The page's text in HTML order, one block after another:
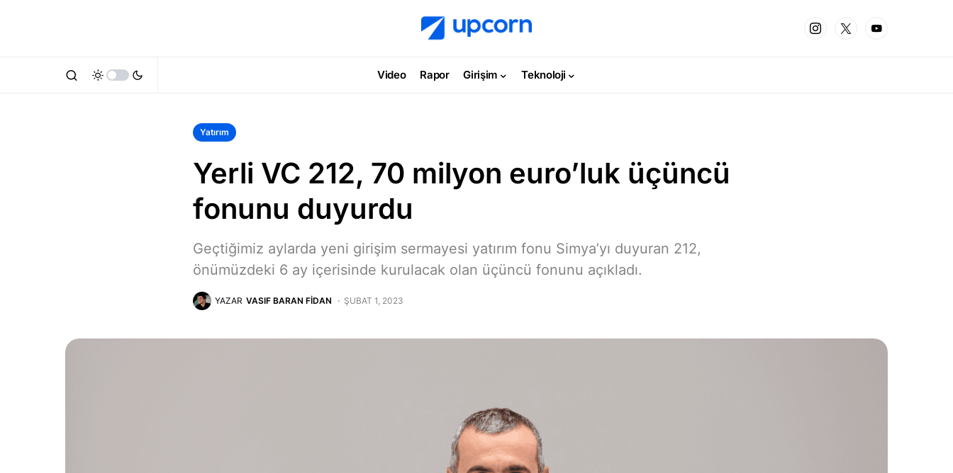
Video Rapor Girişim Teknoloji
Yatırım
Yerli VC 212, 70 milyon euro’luk üçüncü
fonunu duyurdu
Geçtiğimiz aylarda yeni girişim sermayesi yatırım fonu Simya’yı duyuran 212,
önümüzdeki 6 ay içerisinde kurulacak olan üçüncü fonunu açıkladı.
YAZAR VASIF BARAN FIDAN ŞUBAT 1, 2023